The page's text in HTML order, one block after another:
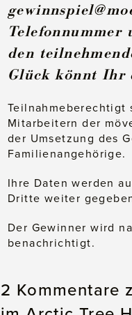
den
Glück könnt Ihr
Teilnahmeberechtigt
Mitarbeitern der
der Umsetzung des
Familienangehörige.
Ihre Daten werden
Dritte weiter
Der Gewinner wird
benachrichtigt.
2 Kommentare